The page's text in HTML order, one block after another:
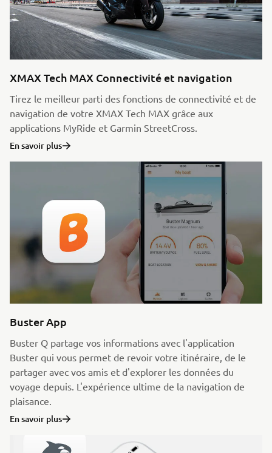
XMAX Tech MAX Connectivité et navigation
Tirez le meilleur parti des fonctions de connectivité et de
navigation de votre XMAX Tech MAX grâce aux
applications MyRide et Garmin StreetCross.
En savoir plus
Buster App
Buster Q partage vos informations avec l'application
Buster qui vous permet de revoir votre itinéraire, de le
partager avec vos amis et d'explorer les données du
voyage depuis. L'expérience ultime de la navigation de
plaisance.
En savoir plus